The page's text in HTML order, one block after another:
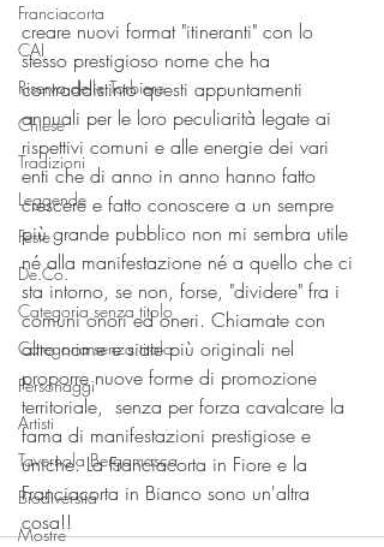
Franciacorta
CAI
Riserva delle Torbiere
Chiese
Tradizioni
Leggende
Feste
De.Co.
Categoria senza titolo
Categoria senza titolo
Personaggi
Artisti
Tavernola Bergamasca
Biodiversità
Mostre
creare nuovi format "itineranti" con lo
stesso prestigioso nome che ha
contraddistinto questi appuntamenti
annuali per le loro peculiarità legate ai
rispettivi comuni e alle energie dei vari
enti che di anno in anno hanno fatto
crescere e fatto conoscere a un sempre
più grande pubblico non mi sembra utile
né alla manifestazione né a quello che ci
sta intorno, se non, forse, "dividere" fra i
comuni onori ed oneri. Chiamate con
altro nome e siate più originali nel
proporre nuove forme di promozione
territoriale,  senza per forza cavalcare la
fama di manifestazioni prestigiose e
uniche. La Franciacorta in Fiore e la
Franciacorta in Bianco sono un'altra
cosa!!